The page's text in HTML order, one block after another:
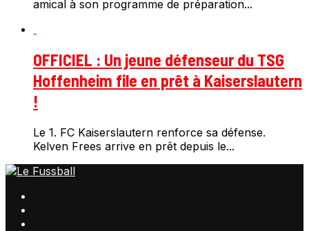
amical à son programme de préparation...
OFFICIEL : Un jeune défenseur du TSG
Hoffenheim file en prêt à Kaiserslautern
!
Le 1. FC Kaiserslautern renforce sa défense.
Kelven Frees arrive en prêt depuis le...